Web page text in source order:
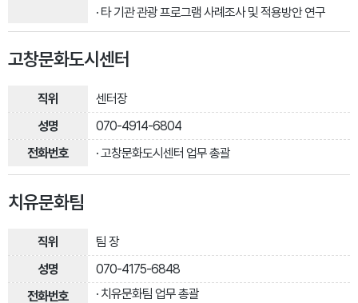
· 타 기관 관광 프로그램 사례조사 및 적용방안 연구
고창문화도시센터
센터장
070-4914-6804
· 고창문화도시센터 업무 총괄
치유문화팀
팀 장
070-4175-6848
· 치유문화팀 업무 총괄